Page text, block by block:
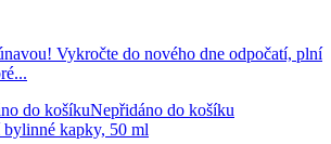
Vykročte do nového dne odpočatí, plní
do košíkuNepřidáno do košíku